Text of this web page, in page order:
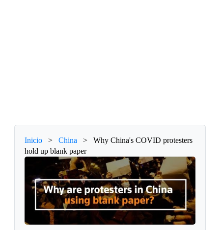
Inicio > China >
Why China's COVID protesters
hold up blank paper